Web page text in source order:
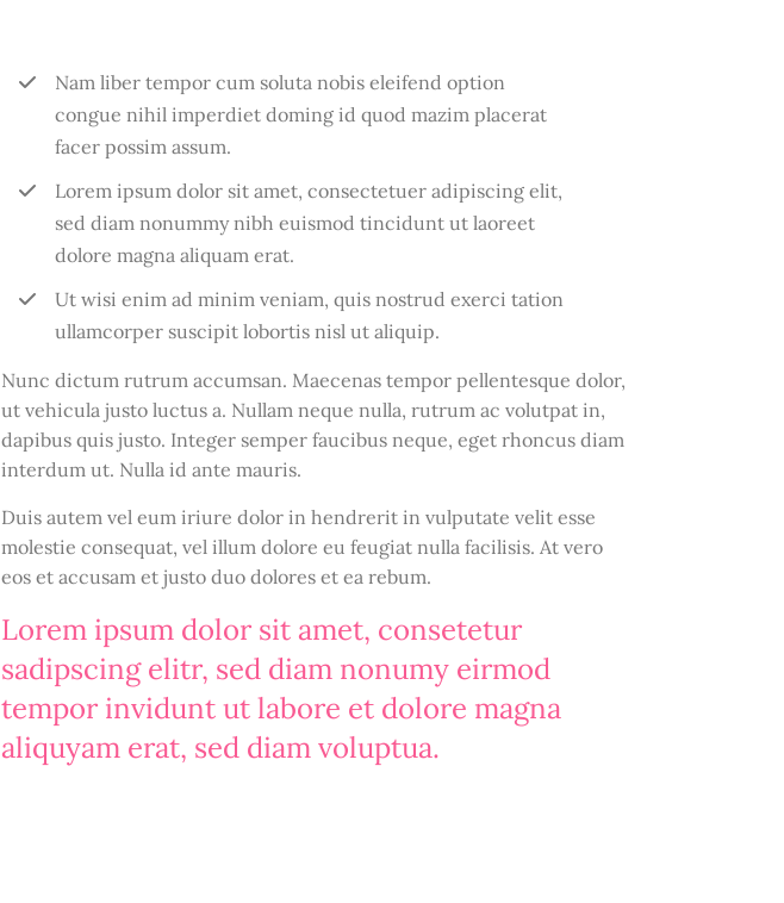
Nam liber tempor cum soluta nobis eleifend option
congue nihil imperdiet doming id quod mazim placerat
facer possim assum.
Lorem ipsum dolor sit amet, consectetuer adipiscing elit,
sed diam nonummy nibh euismod tincidunt ut laoreet
dolore magna aliquam erat.
Ut wisi enim ad minim veniam, quis nostrud exerci tation
ullamcorper suscipit lobortis nisl ut aliquip.
Nunc dictum rutrum accumsan. Maecenas tempor pellentesque dolor,
ut vehicula justo luctus a. Nullam neque nulla, rutrum ac volutpat in,
dapibus quis justo. Integer semper faucibus neque, eget rhoncus diam
interdum ut. Nulla id ante mauris.
Duis autem vel eum iriure dolor in hendrerit in vulputate velit esse
molestie consequat, vel illum dolore eu feugiat nulla facilisis. At vero
eos et accusam et justo duo dolores et ea rebum.
Lorem ipsum dolor sit amet, consetetur
sadipscing elitr, sed diam nonumy eirmod
tempor invidunt ut labore et dolore magna
aliquyam erat, sed diam voluptua.